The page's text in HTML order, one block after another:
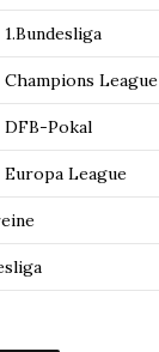
League
DFB-Pokal
League